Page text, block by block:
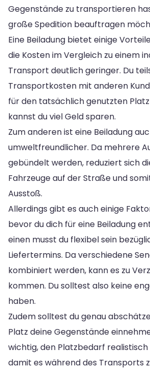
Gegenstände zu transportieren
große Spedition beauftragen
Eine Beiladung bietet einige
die Kosten im Vergleich zu einem
Transport deutlich geringer. Du
Transportkosten mit anderen
für den tatsächlich genutzten
kannst du viel Geld sparen.
Zum anderen ist eine Beiladung
umweltfreundlicher. Da mehrere
gebündelt werden, reduziert sich
Fahrzeuge auf der Straße und
Ausstoß.
Allerdings gibt es auch einige
bevor du dich für eine Beiladung
einen musst du flexibel sein
Liefertermins. Da verschiedene
kombiniert werden, kann es zu
kommen. Du solltest also keine
haben.
Zudem solltest du genau
Platz deine Gegenstände
wichtig, den Platzbedarf realistisch
damit es während des Transports